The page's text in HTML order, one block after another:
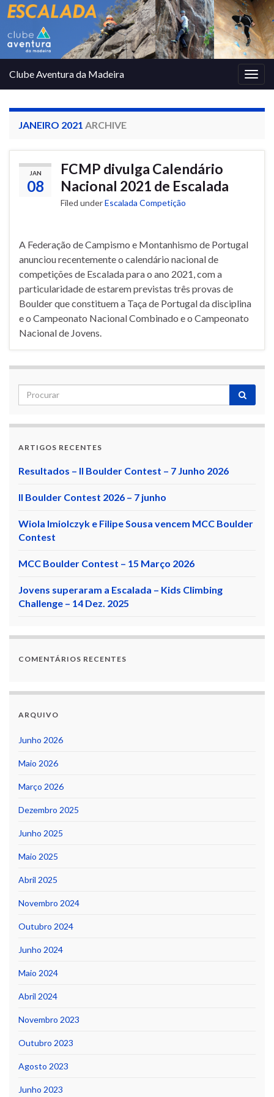
Clube Aventura da Madeira
JANEIRO 2021 ARCHIVE
JAN
08
FCMP divulga Calendário
Nacional 2021 de Escalada
Filed underEscalada Competição
A Federação de Campismo e Montanhismo de Portugal
anunciou recentemente o calendário nacional de
competições de Escalada para o ano 2021, com a
particularidade de estarem previstas três provas de
Boulder que constituem a Taça de Portugal da disciplina
e o Campeonato Nacional Combinado e o Campeonato
Nacional de Jovens.
ARTIGOS RECENTES
Resultados – II Boulder Contest – 7 Junho 2026
II Boulder Contest 2026 – 7 junho
Wiola Imiolczyk e Filipe Sousa vencem MCC Boulder
Contest
MCC Boulder Contest – 15 Março 2026
Jovens superaram a Escalada – Kids Climbing
Challenge – 14 Dez. 2025
COMENTÁRIOS RECENTES
ARQUIVO
Junho 2026
Maio 2026
Março 2026
Dezembro 2025
Junho 2025
Maio 2025
Abril 2025
Novembro 2024
Outubro 2024
Junho 2024
Maio 2024
Abril 2024
Novembro 2023
Outubro 2023
Agosto 2023
Junho 2023